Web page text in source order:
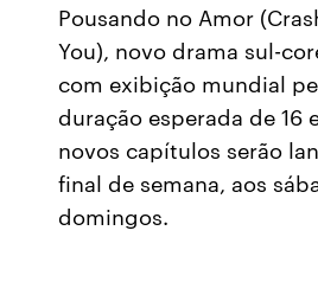
Pousando no Amor
You), novo drama sul-
com exibição mundial
duração esperada de 16
novos capítulos serão
final de semana, aos
domingos.